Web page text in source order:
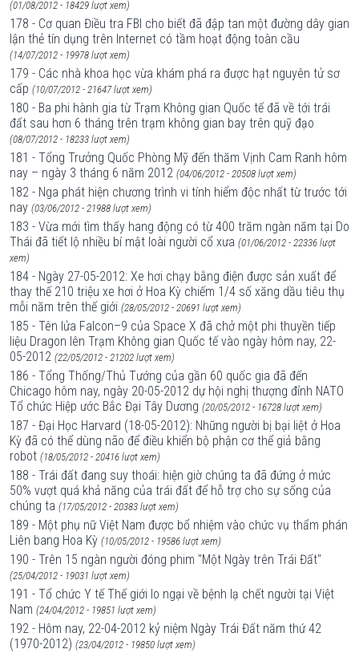
(01/08/2012 - 18429 lượt xem)
178 - Cơ quan Điều tra FBI cho biết đã đập tan một đường dây gian
lận thẻ tín dụng trên Internet có tầm hoạt động toàn cầu
(14/07/2012 - 19978 lượt xem)
179 - Các nhà khoa học vừa khám phá ra được hạt nguyên tử sơ
cấp (10/07/2012 - 21647 lượt xem)
180 - Ba phi hành gia từ Trạm Không gian Quốc tế đã về tới trái
đất sau hơn 6 tháng trên trạm không gian bay trên quỹ đạo
(08/07/2012 - 18233 lượt xem)
181 - Tổng Trưởng Quốc Phòng Mỹ đến thăm Vịnh Cam Ranh hôm
nay – ngày 3 tháng 6 năm 2012 (04/06/2012 - 20508 lượt xem)
182 - Nga phát hiện chương trình vi tính hiểm độc nhất từ trước tới
nay (03/06/2012 - 21988 lượt xem)
183 - Vừa mới tìm thấy hang động có từ 400 trăm ngàn năm tại Do
Thái đã tiết lộ nhiều bí mật loài người cổ xưa (01/06/2012 - 22336 lượt
xem)
184 - Ngày 27-05-2012: Xe hơi chạy bằng điện được sản xuất để
thay thế 210 triệu xe hơi ở Hoa Kỳ chiếm 1/4 số xăng dầu tiêu thụ
mỗi năm trên thế giới (28/05/2012 - 20691 lượt xem)
185 - Tên lửa Falcon–9 của Space X đã chở một phi thuyền tiếp
liệu Dragon lên Trạm Không gian Quốc tế vào ngày hôm nay, 22-
05-2012 (22/05/2012 - 21202 lượt xem)
186 - Tổng Thống/Thủ Tướng của gần 60 quốc gia đã đến
Chicago hôm nay, ngày 20-05-2012 dự hội nghị thượng đỉnh NATO
Tổ chức Hiệp ước Bắc Đại Tây Dương (20/05/2012 - 16728 lượt xem)
187 - Đại Học Harvard (18-05-2012): Những người bị bại liệt ở Hoa
Kỳ đã có thể dùng não để điều khiển bộ phận cơ thể giả bằng
robot (18/05/2012 - 20416 lượt xem)
188 - Trái đất đang suy thoái: hiện giờ chúng ta đã đứng ở mức
50% vượt quá khả năng của trái đất để hỗ trợ cho sự sống của
chúng ta (17/05/2012 - 20383 lượt xem)
189 - Một phụ nữ Việt Nam được bổ nhiệm vào chức vụ thẩm phán
Liên bang Hoa Kỳ (10/05/2012 - 19586 lượt xem)
190 - Trên 15 ngàn người đóng phim "Một Ngày trên Trái Đất"
(25/04/2012 - 19031 lượt xem)
191 - Tổ chức Y tế Thế giới lo ngại về bệnh lạ chết người tại Việt
Nam (24/04/2012 - 19851 lượt xem)
192 - Hôm nay, 22-04-2012 kỷ niệm Ngày Trái Đất năm thứ 42
(1970-2012) (23/04/2012 - 19850 lượt xem)